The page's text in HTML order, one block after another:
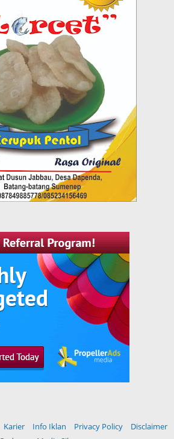
Karier Info Iklan Privacy Policy
Disclaimer